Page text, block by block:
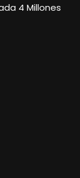
4 Millones